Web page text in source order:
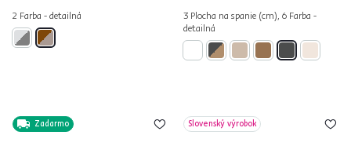
2 Farba - detailná
3 Plocha na spanie (cm), 6 Farba -
detailná
Zadarmo Slovenský výrobok